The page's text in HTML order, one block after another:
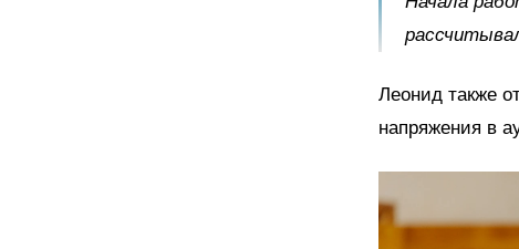
Леонид также
напряжения в